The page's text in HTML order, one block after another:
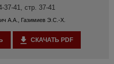
37-41, стр. 37-41
А.А., Газимиев Э.С.-Х.
СКАЧАТЬ PDF